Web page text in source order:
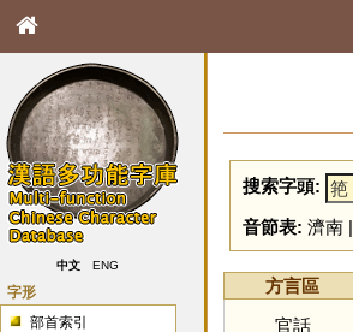
中文 ENG
字形
部首索引
搜索字頭:
音節表: 濟南|
方言區
官話